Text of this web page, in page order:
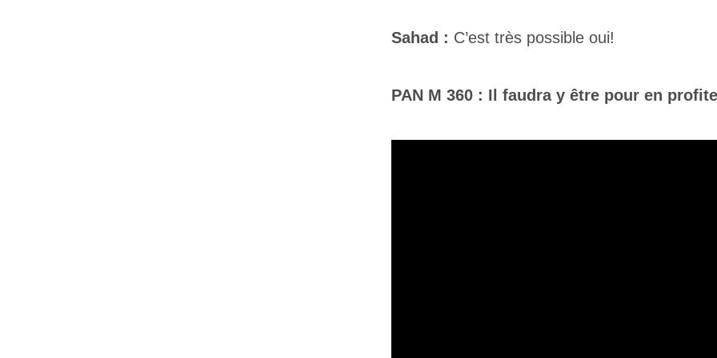
Sahad : C’est très possible oui!
PAN M 360 : Il faudra y être pour en